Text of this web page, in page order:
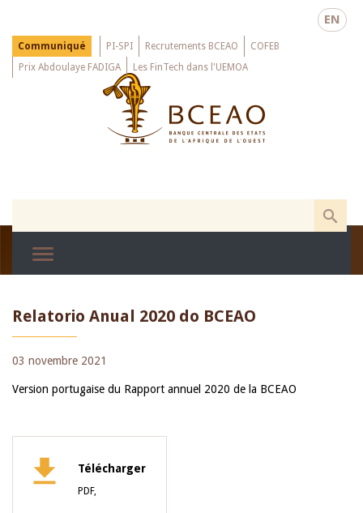
main
EN
Menu
Top
Communiqué PI-SPI Recrutements BCEAO
COFEB
Prix Abdoulaye FADIGA
Les FinTech dans l'UEMOA
Relatorio Anual 2020 do BCEAO
03 novembre 2021
Version portugaise du Rapport annuel 2020 de la BCEAO
Télécharger
PDF,